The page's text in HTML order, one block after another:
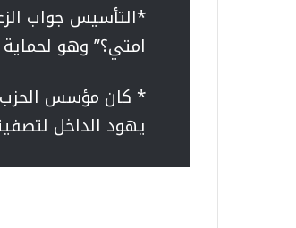
*التأسيس جواب
امتي؟” وهو
* كان مؤسس الحزب
يهود الداخل